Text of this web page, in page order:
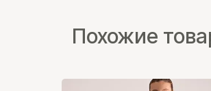
Похожие